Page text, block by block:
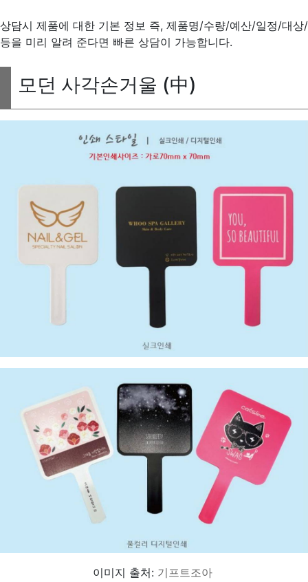
상담시 제품에 대한 기본 정보 즉, 제품명/수량/예산/일정/대상/
등을 미리 알려 준다면 빠른 상담이 가능합니다.
모던 사각손거울 (中)
이미지 출처: 기프트조아